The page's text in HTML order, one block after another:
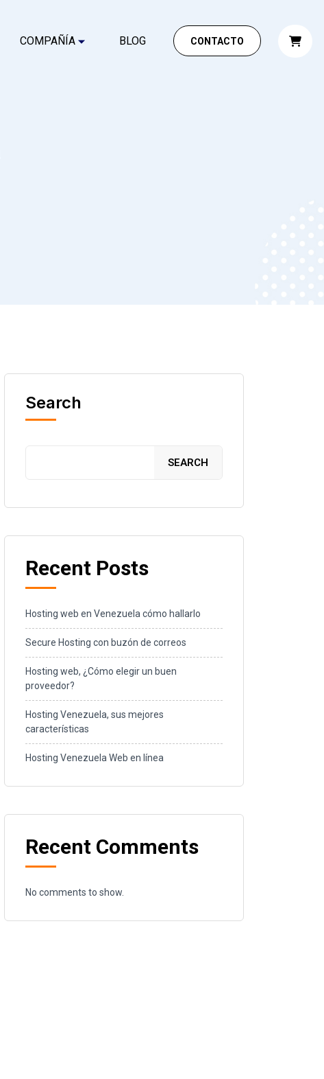
COMPAÑÍA BLOG CONTACTO
Search
SEARCH
Recent Posts
Hosting web en Venezuela cómo hallarlo
Secure Hosting con buzón de correos
Hosting web, ¿Cómo elegir un buen
proveedor?
Hosting Venezuela, sus mejores
características
Hosting Venezuela Web en línea
Recent Comments
No comments to show.